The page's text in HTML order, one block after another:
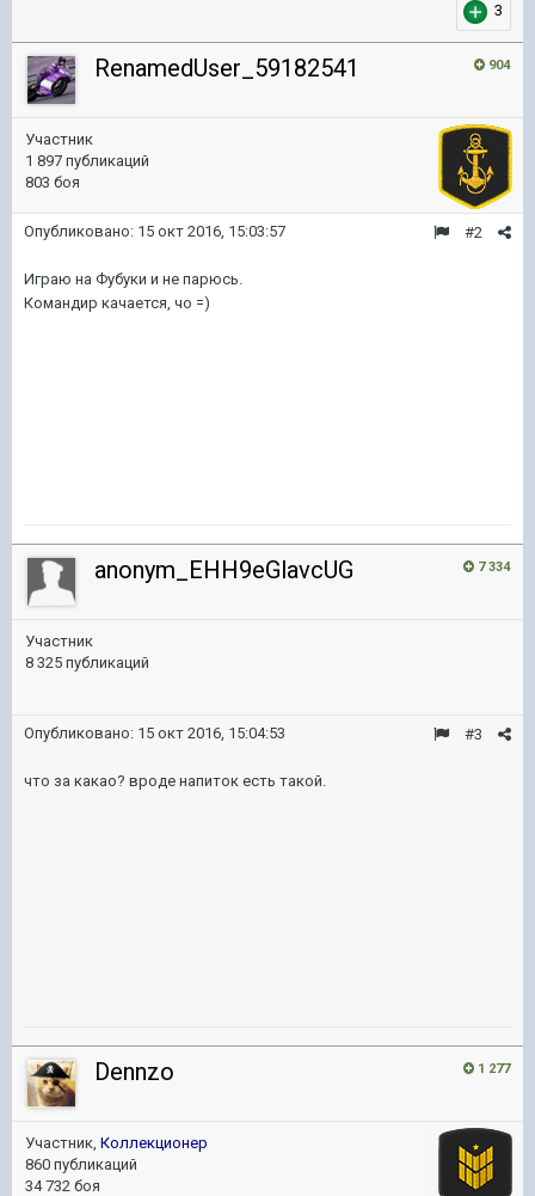
3
904
RenamedUser_59182541
Участник
1 897 публикаций
803 боя
#2
Опубликовано: 15 окт 2016, 15:03:57
Играю на Фубуки и не парюсь.
Командир качается, чо =)
7 334
anonym_EHH9eGlavcUG
Участник
8 325 публикаций
#3
Опубликовано: 15 окт 2016, 15:04:53
что за какао? вроде напиток есть такой.
1 277
Dennzo
Участник, Коллекционер
860 публикаций
34 732 боя